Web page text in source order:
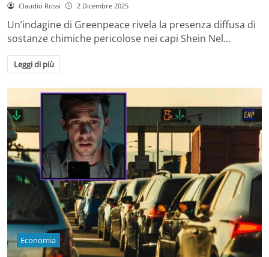
Claudio Rossi 2 Dicembre 2025
Un’indagine di Greenpeace rivela la presenza diffusa di
sostanze chimiche pericolose nei capi Shein Nel…
Leggi di più
Economia